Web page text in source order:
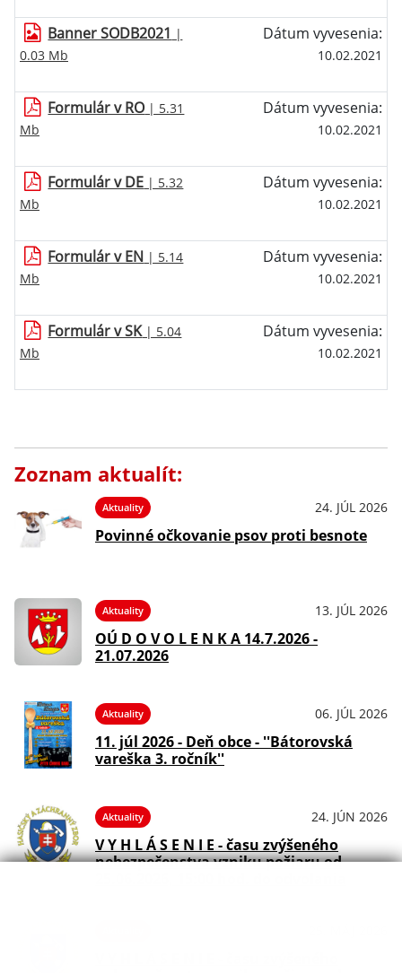
Banner SODB2021 |
0.03 Mb
Dátum vyvesenia:
10.02.2021
Formulár v RO| 5.31
Mb
Dátum vyvesenia:
10.02.2021
Formulár v DE | 5.32
Mb
Dátum vyvesenia:
10.02.2021
Formulár v EN | 5.14
Mb
Dátum vyvesenia:
10.02.2021
Formulár v SK| 5.04
Mb
Dátum vyvesenia:
10.02.2021
Zoznam aktualít:
Aktuality 24. JÚL 2026
Povinné očkovanie psov proti besnote
Aktuality 13. JÚL 2026
OÚ D O V O L E N K A 14.7.2026 -
21.07.2026
Aktuality 06. JÚL 2026
11. júl 2026 - Deň obce - ''Bátorovská
vareška 3. ročník''
Aktuality 24. JÚN 2026
V Y H L Á S E N I E - času zvýšeného
nebezpečenstva vzniku požiaru od